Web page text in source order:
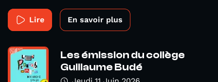
Lire En savoir plus
Les émission du collège
Guillaume Budé